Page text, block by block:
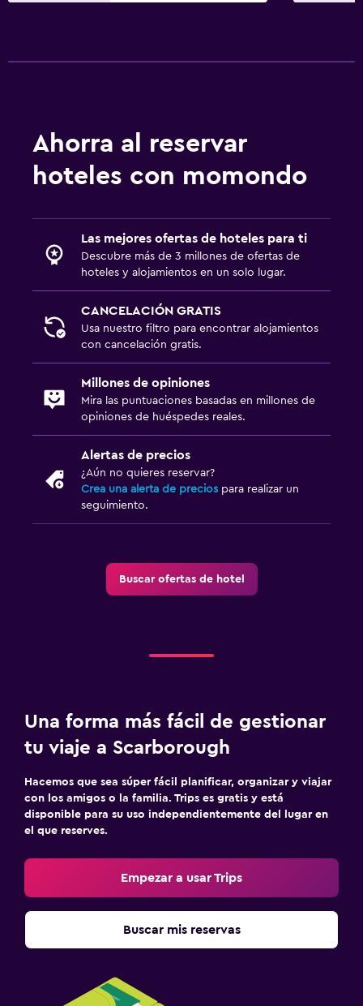
Ahorra al reservar
hoteles con momondo
Las mejores ofertas de hoteles para ti
Descubre más de 3 millones de ofertas de
hoteles y alojamientos en un solo lugar.
CANCELACIÓN GRATIS
Usa nuestro filtro para encontrar alojamientos
con cancelación gratis.
Millones de opiniones
Mira las puntuaciones basadas en millones de
opiniones de huéspedes reales.
Alertas de precios
¿Aún no quieres reservar?
Crea una alerta de precios para realizar un
seguimiento.
Buscar ofertas de hotel
Una forma más fácil de gestionar
tu viaje a Scarborough
Hacemos que sea súper fácil planificar, organizar y viajar
con los amigos o la familia. Trips es gratis y está
disponible para su uso independientemente del lugar en
el que reserves.
Empezar a usar Trips
Buscar mis reservas